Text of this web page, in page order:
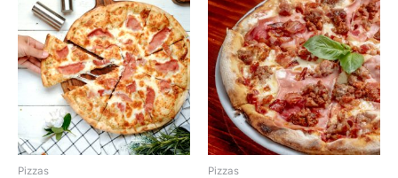
Pizzas Pizzas